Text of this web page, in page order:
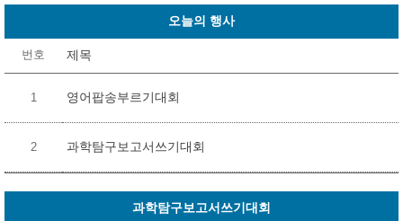
오늘의 행사
번호 제목
1 영어팝송부르기대회
2 과학탐구보고서쓰기대회
과학탐구보고서쓰기대회